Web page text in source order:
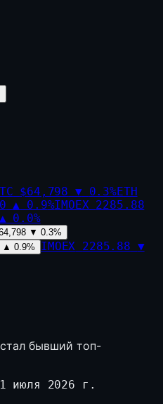
$64,798 ▼ 0.3%ETH
▲ 0.9%IMOEX 2285.88
▲ 0.0%
▼ 0.3%
▲ 0.9% IMOEX 2285.88 ▼
бывший топ-
1 июля 2026 г.